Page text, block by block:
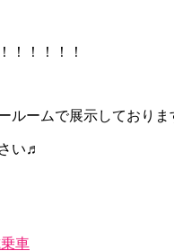
！！！！！
ルームで展示しておりま
い♬
車